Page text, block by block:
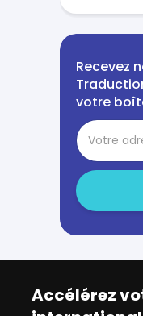
Recevez
votre
Accélérez